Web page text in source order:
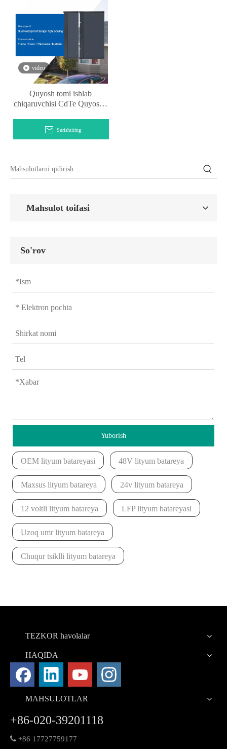
video
Quyosh tomi ishlab
chiqaruvchisi CdTe Quyoshli
Surishtiring
Mahsulot toifasi
So'rov
Yuborish
OEM lityum batareyasi 48V lityum batareya
Maxsus lityum batareya 24v lityum batareya
12 voltli lityum batareya LFP lityum batareyasi
Uzoq umr lityum batareya
Chuqur tsiklli lityum batareya
TEZKOR havolalar
HAQIDA
MAHSULOTLAR
+86-020-39201118
 +86 17727759177